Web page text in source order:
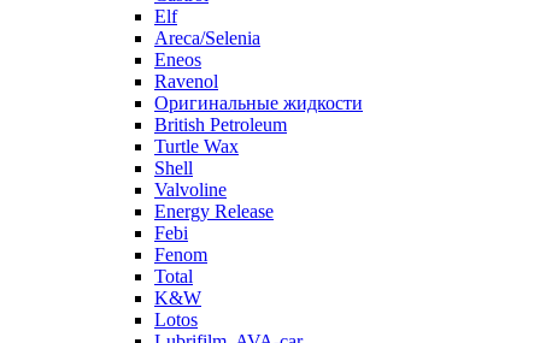
Elf
Areca/Selenia
Eneos
Ravenol
Оригинальные жидкости
British Petroleum
Turtle Wax
Shell
Valvoline
Energy Release
Febi
Fenom
Total
K&W
Lotos